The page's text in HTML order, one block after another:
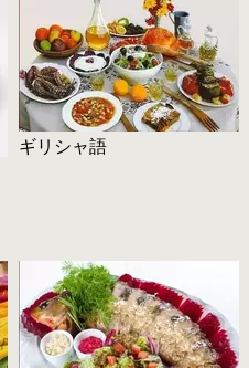
ギリシャ語